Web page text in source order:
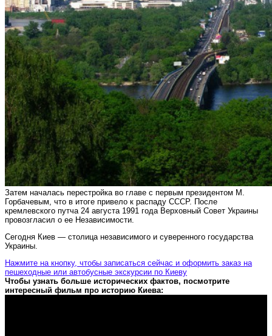
Затем началась перестройка во главе с первым президентом М.
Горбачевым, что в итоге привело к распаду СССР. После
кремлевского путча 24 августа 1991 года Верховный Совет Украины
провозгласил о ее Независимости.
Сегодня Киев — столица независимого и суверенного государства
Украины.
Нажмите на кнопку, чтобы записаться сейчас и оформить заказ на
пешеходные или автобусные экскурсии по Киеву
Чтобы узнать больше исторических фактов, посмотрите
интересный фильм про историю Киева: